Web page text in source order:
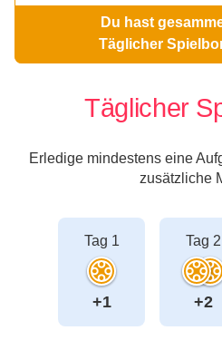
Du hast
Täglicher
Täglicher
Erledige mindestens eine
zusätzliche
Tag 1
+1
Tag 2
+2